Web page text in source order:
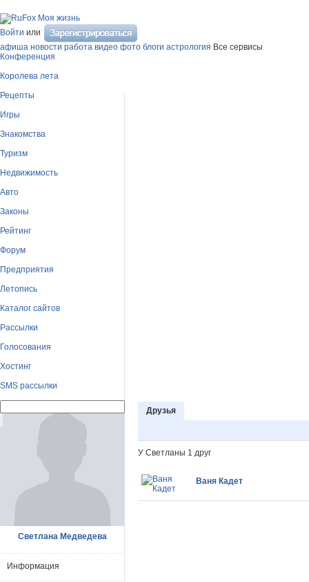
Моя жизнь
Войти или
афиша новости работа видео фото блоги астрология Все сервисы
Конференция
Королева лета
Рецепты
Игры
Знакомства
Туризм
Недвижимость
Авто
Законы
Рейтинг
Форум
Предприятия
Летопись
Каталог сайтов
Рассылки
Голосования
Хостинг
SMS рассылки
Друзья
У Светланы 1 друг
Ваня Кадет
Светлана Медведева
Информация